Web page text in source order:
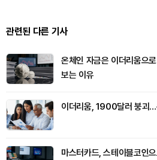
관련된 다른 기사
온체인 자금은 이더리움으
보는 이유
이더리움, 1900달러 붕괴…
마스터카드, 스테이블코인